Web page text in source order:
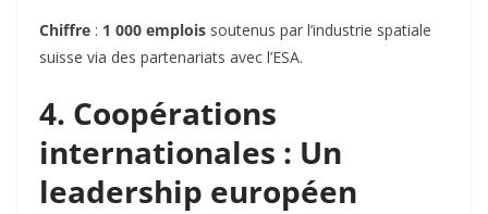
Chiffre : 1 000 emplois soutenus par l’industrie spatiale
suisse via des partenariats avec l’ESA.
4. Coopérations
internationales : Un
leadership européen